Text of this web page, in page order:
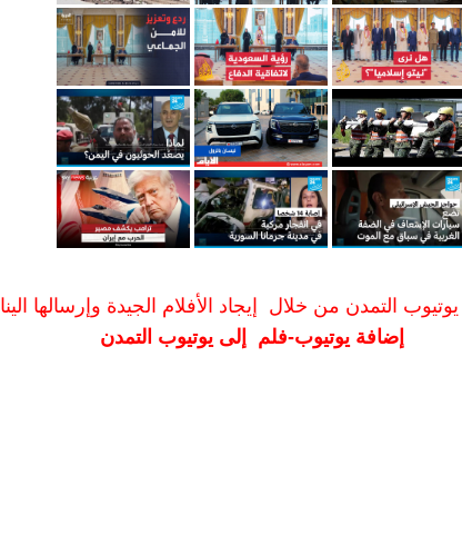
التمدن من خلال إيجاد الأفلام الجيدة وإرسالها الينا
إضافة يوتيوب-فلم إلى يوتيوب التمدن